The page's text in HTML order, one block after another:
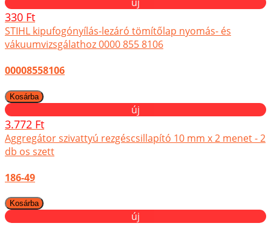
330 Ft
STIHL kipufogónyílás-lezáró tömítőlap nyomás- és
vákuumvizsgálathoz 0000 855 8106
00008558106
új
3.772 Ft
Aggregátor szivattyú rezgéscsillapító 10 mm x 2 menet - 2
db os szett
186-49
új